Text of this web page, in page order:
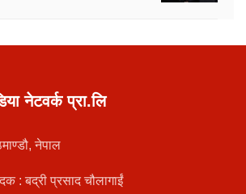
नेटवर्क प्रा.लि
नेपाल
: बद्री प्रसाद चौलागाईं